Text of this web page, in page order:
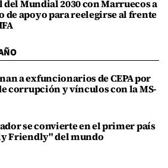
Mundial 2030 con Marruecos a
de apoyo para reelegirse al frente
a exfuncionarios de CEPA por
corrupción y vínculos con la MS-
se convierte en el primer país
Friendly" del mundo